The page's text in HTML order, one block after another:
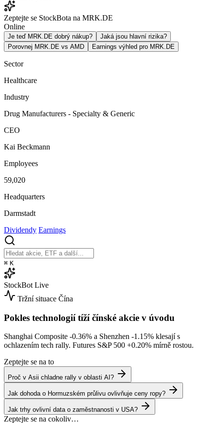
Zeptejte se StockBota na MRK.DE
Online
Je teď MRK.DE dobrý nákup?
Jaká jsou hlavní rizika?
Porovnej MRK.DE vs AMD
Earnings výhled pro MRK.DE
Sector
Healthcare
Industry
Drug Manufacturers - Specialty & Generic
CEO
Kai Beckmann
Employees
59,020
Headquarters
Darmstadt
Dividendy Earnings
⌘ K
StockBot Live
Tržní situace Čína
Pokles technologií tíží čínské akcie v úvodu
Shanghai Composite -0.36% a Shenzhen -1.15% klesají s
ochlazením tech rally. Futures S&P 500 +0.20% mírně rostou.
Zeptejte se na to
Proč v Asii chladne rally v oblasti AI?
Jak dohoda o Hormuzském průlivu ovlivňuje ceny ropy?
Jak trhy ovlivní data o zaměstnanosti v USA?